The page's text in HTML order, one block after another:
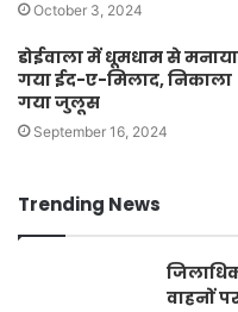
October 3, 2024
डोईवाला में धूमधाम से मनाया
गया ईद-ए-मिलाद, निकाला
गया जुलूस
September 16, 2024
Trending News
वाहनों